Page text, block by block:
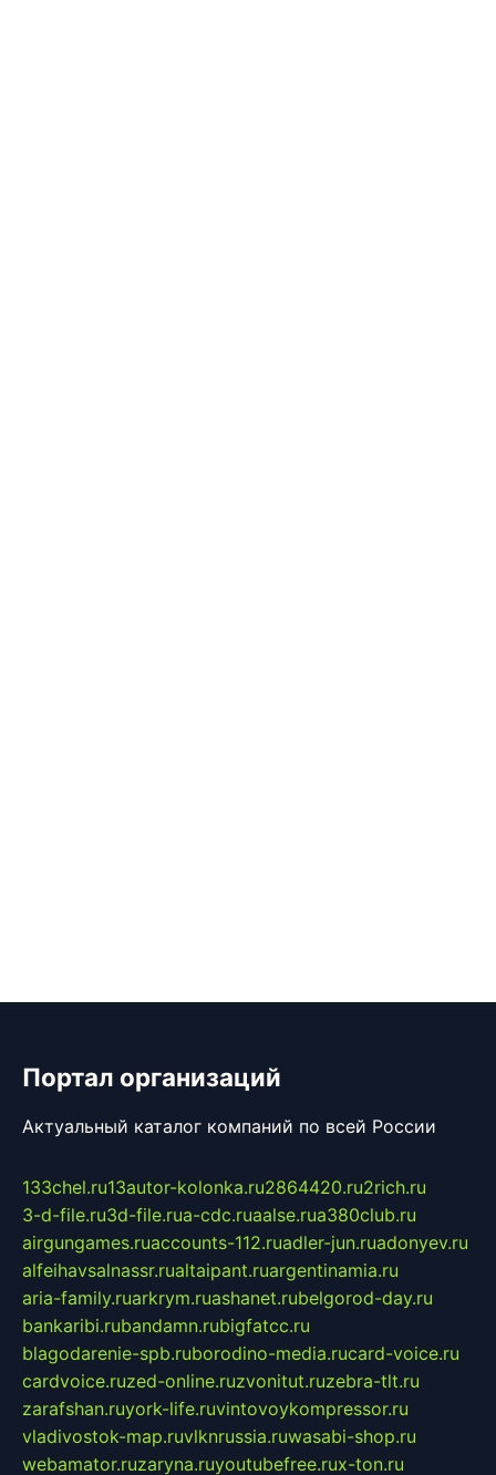
Портал организаций
Актуальный каталог компаний по всей России
133chel.ru13autor-kolonka.ru2864420.ru2rich.ru
3-d-file.ru3d-file.rua-cdc.ruaalse.rua380club.ru
airgungames.ruaccounts-112.ruadler-jun.ruadonyev.ru
alfeihavsalnassr.rualtaipant.ruargentinamia.ru
aria-family.ruarkrym.ruashanet.rubelgorod-day.ru
bankaribi.rubandamn.rubigfatcc.ru
blagodarenie-spb.ruborodino-media.rucard-voice.ru
cardvoice.ruzed-online.ruzvonitut.ruzebra-tlt.ru
zarafshan.ruyork-life.ruvintovoykompressor.ru
vladivostok-map.ruvlknrussia.ruwasabi-shop.ru
webamator.ruzaryna.ruyoutubefree.rux-ton.ru